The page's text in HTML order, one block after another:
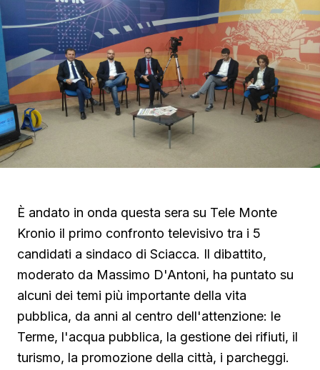
È andato in onda questa sera su Tele Monte
Kronio il primo confronto televisivo tra i 5
candidati a sindaco di Sciacca. Il dibattito,
moderato da Massimo D'Antoni, ha puntato su
alcuni dei temi più importante della vita
pubblica, da anni al centro dell'attenzione: le
Terme, l'acqua pubblica, la gestione dei rifiuti, il
turismo, la promozione della città, i parcheggi.